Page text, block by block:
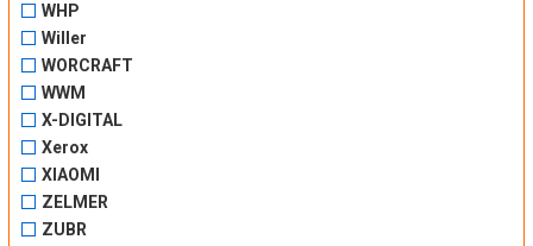
WHP
Willer
WORCRAFT
WWM
X-DIGITAL
Xerox
XIAOMI
ZELMER
ZUBR